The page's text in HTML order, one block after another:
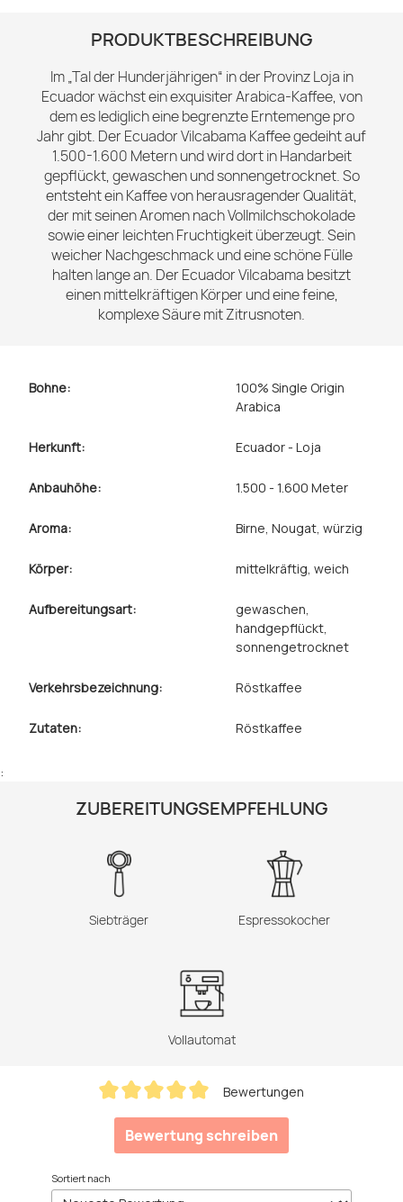
PRODUKTBESCHREIBUNG
Im „Tal der Hunderjährigen“ in der Provinz Loja in
Ecuador wächst ein exquisiter Arabica-Kaffee, von
dem es lediglich eine begrenzte Erntemenge pro
Jahr gibt. Der Ecuador Vilcabama Kaffee gedeiht auf
1.500-1.600 Metern und wird dort in Handarbeit
gepflückt, gewaschen und sonnengetrocknet. So
entsteht ein Kaffee von herausragender Qualität,
der mit seinen Aromen nach Vollmilchschokolade
sowie einer leichten Fruchtigkeit überzeugt. Sein
weicher Nachgeschmack und eine schöne Fülle
halten lange an. Der Ecuador Vilcabama besitzt
einen mittelkräftigen Körper und eine feine,
komplexe Säure mit Zitrusnoten.
Bohne:
100% Single Origin
Arabica
Herkunft: Ecuador - Loja
Anbauhöhe: 1.500 - 1.600 Meter
Aroma: Birne, Nougat, würzig
Körper: mittelkräftig, weich
Aufbereitungsart: gewaschen,
handgepflückt,
sonnengetrocknet
Verkehrsbezeichnung: Röstkaffee
Zutaten: Röstkaffee
:
ZUBEREITUNGSEMPFEHLUNG
Siebträger Espressokocher
Vollautomat
Bewertungen
Bewertung schreiben
Sortiert nach